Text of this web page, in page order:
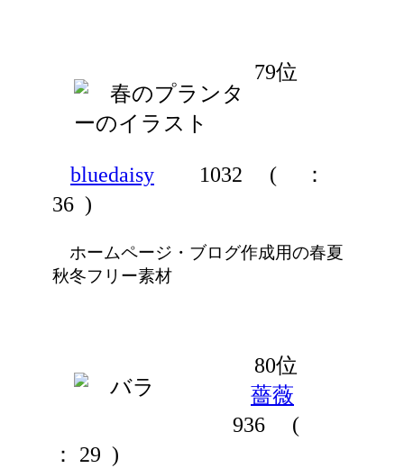
79位
bluedaisy 1032 (
：
36 )
ホームページ・ブログ作成用の春夏
秋冬フリー素材
80位
薔薇
936
(
： 29 )